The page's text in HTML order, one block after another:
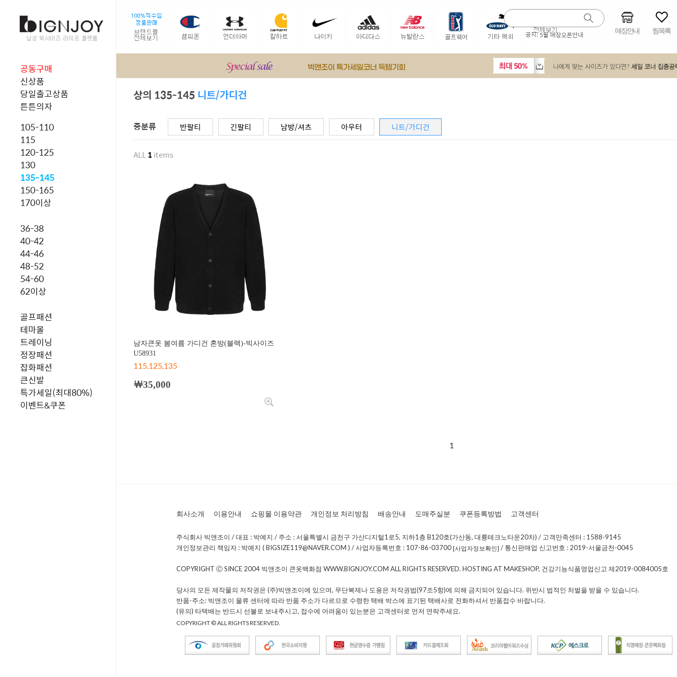
공지:5월 매장오픈안내 매장안내 찜목록
공동구매
신상품
당일출고상품
튼튼의자
105-110
115
120-125
130
135-145
150-165
170이상
36-38
40-42
44-46
48-52
54-60
62이상
골프패션
테마몰
트레이닝
정장패션
잡화패션
큰신발
특가세일(최대80%)
이벤트&쿠폰
상의 135-145 니트/가디건
중분류 반팔티 긴팔티 남방/셔츠 아우터 니트/가디건
ALL1 items
남자큰옷 봄여름 가디건 혼방(블랙)-빅사이즈
U58931
115,125,135
￦35,000
1
회사소개 이용안내 쇼핑몰 이용약관 개인정보 처리방침 배송안내 도매주실분 쿠폰등록방법 고객센터
주식회사 빅앤조이 / 대표 : 박예지 / 주소 : 서울특별시 금천구 가산디지털1로5, 지하1층 B120호(가산동, 대륭테크노타운20차) / 고객만족센터 : 1588-9145
개인정보관리 책임자 : 박예지 ( BIGSIZE119@NAVER.COM ) / 사업자등록번호 : 107-86-03700 [사업자정보확인] / 통신판매업 신고번호 : 2019-서울금천-0045
COPYRIGHT Ⓒ SINCE 2004 빅앤조이 큰옷백화점 WWW.BIGNJOY.COM ALL RIGHTS RESERVED. HOSTING AT MAKESHOP, 건강기능식품영업신고 제2019-0084005호
당사의 모든 제작물의 저작권은 (주)빅앤조이에 있으며, 무단복제나 도용은 저작권법(97조5항)에 의해 금지되어 있습니다. 위반시 법적인 처벌을 받을 수 있습니다.
반품-주소: 빅앤조이 물류 센터에 따라 반품 주소가 다르므로 수령한 택배 박스에 표기된 택배사로 전화하셔서 반품접수 바랍니다.
(유의) 타택배는 반드시 선불로 보내주시고, 접수에 어려움이 있는분은 고객센터로 먼저 연락주세요.
COPYRIGHT © ALL RIGHTS RESERVED.